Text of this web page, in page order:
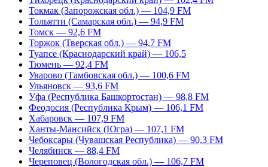
Токмак (Запорожская обл.) — 104,9 FM
Тольятти (Самарская обл.) — 94,9 FM
Томск — 92,6 FM
Торжок (Тверская обл.) — 94,7 FM
Туапсе (Краснодарский край) — 106,5
Тюмень — 92,4 FM
Уварово (Тамбовская обл.) — 100,6 FM
Ульяновск — 93,6 FM
Уфа (Республика Башкортостан) — 98,8 FM
Феодосия (Республика Крым) — 106,1 FM
Хабаровск — 107,9 FM
Ханты-Мансийск (Югра) — 107,1 FM
Чебоксары (Чувашская Республика) — 90,3 FM
Челябинск — 88,4 FM
Череповец (Вологодская обл.) — 106,7 FM